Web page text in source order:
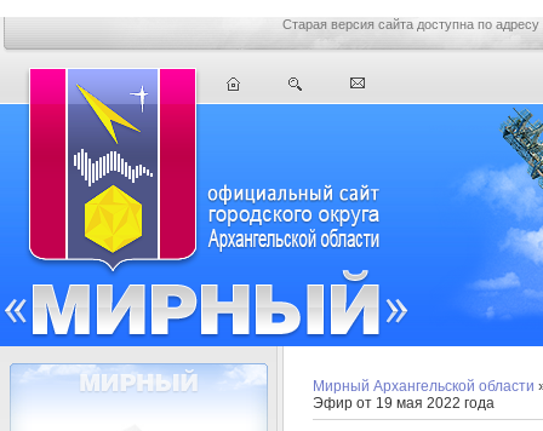
Старая версия сайта доступна по адресу
Мирный Архангельской области
Эфир от 19 мая 2022 года